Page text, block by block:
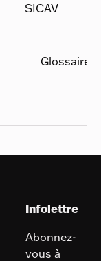
SICAV
Glossaire
Infolettre
Abonnez-
vous à